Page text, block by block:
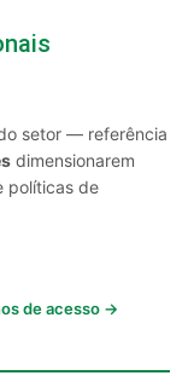
setor — referência
dimensionarem
políticas de
de acesso →